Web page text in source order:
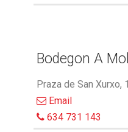
Bodegon A
Praza de San Xurxo,
Email
634 731 143